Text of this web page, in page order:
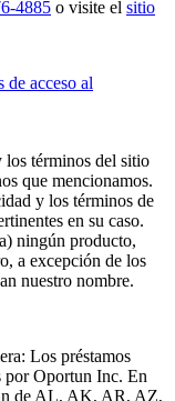
4885 o visite el sitio
de acceso al
los términos del sitio
que mencionamos.
y los términos de
en su caso.
ningún producto,
a excepción de los
nuestro nombre.
Los préstamos
por Oportun Inc. En
de AL, AK, AR, AZ,